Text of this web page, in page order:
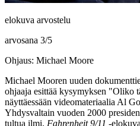
elokuva arvostelu
arvosana 3/5
Ohjaus: Michael Moore
Michael Mooren uuden
ohjaaja esittää kysymyksen "Oliko
näyttäessään videomateriaalia Al
Yhdysvaltain vuoden 2000
tultua ilmi. Fahrenheit 9/11